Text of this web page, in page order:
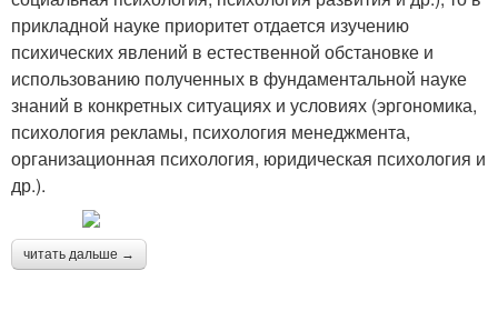
прикладной науке приоритет отдается изучению
психических явлений в естественной обстановке и
использованию полученных в фундаментальной науке
зна­ний в конкретных ситуациях и условиях (эргономика,
психология рекламы, психо­логия менеджмента,
организационная психология, юридическая психология и
др.).
читать дальше →